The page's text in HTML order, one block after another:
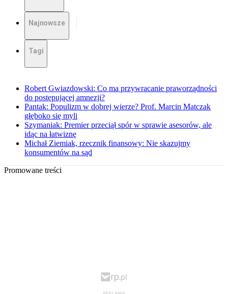
Najnowsze
Tagi
Robert Gwiazdowski: Co ma przywracanie praworządności
do postępującej amnezji?
Pantak: Populizm w dobrej wierze? Prof. Marcin Matczak
głęboko się myli
Szymaniak: Premier przeciął spór w sprawie asesorów, ale
idąc na łatwiznę
Michał Ziemiak, rzecznik finansowy: Nie skazujmy
konsumentów na sąd
Promowane treści